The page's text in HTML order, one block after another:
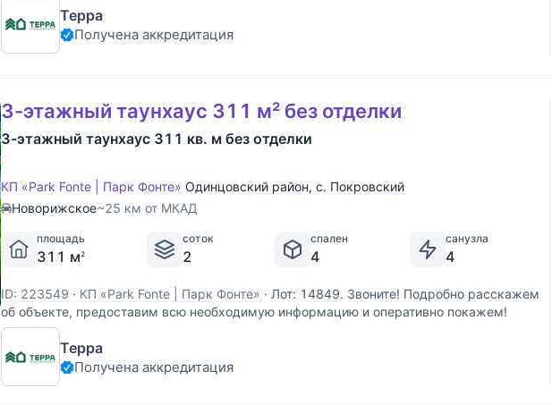
Терра
Получена аккредитация
3-этажный таунхаус 311 м² без отделки
3-этажный таунхаус 311 кв. м без отделки
КП «Park Fonte | Парк Фонте» Одинцовский район, с. Покровский
Новорижское~25 км от МКАД
площадь
311 м2
соток
2
спален
4
санузла
4
ID: 223549 · КП «Park Fonte | Парк Фонте» · Лот: 14849. Звоните! Подробно расскажем
об объекте, предоставим всю необходимую информацию и оперативно покажем!
Терра
Получена аккредитация